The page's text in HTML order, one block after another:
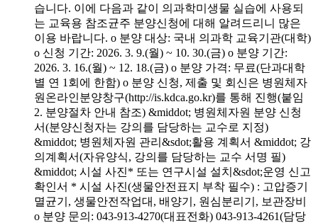
습니다. 이에 다음과 같이 의과학미생물 실습에 사용되
는 교육용 참조균주 분양신청에 대해 알려드리니 많은
이용 바랍니다. o 분양 대상: 국내 의과학 교육기관(대학)
o 신청 기간: 2026. 3. 9.(월) ~ 10. 30.(금) o 분양 기간:
2026. 3. 16.(월) ~ 12. 18.(금) o 분양 가격: 무료(단과대학
별 연 1회에 한함) o 분양 신청, 제출 및 회신은 병원체자
원온라인분양창구(http://is.kdca.go.kr)를 통해 진행(붙임
2. 분양절차 안내 참조) &middot; 병원체자원 분양 신청
서(분양신청자는 강의를 담당하는 교수로 지정)
&middot; 병원체자원 관리&sdot;활용 계획서 &middot; 강
의계획서(자유양식, 강의를 담당하는 교수 서명 필)
&middot; 시설 사진* 또는 연구시설 설치&sdot;운영 신고
확인서 * 시설 사진(생물안전표지 부착 필수) : 고압증기
멸균기, 생물안전작업대, 배양기, 원심분리기, 보관장비
o 분양 문의: 043-913-4270(대표전화) 043-913-4261(담당